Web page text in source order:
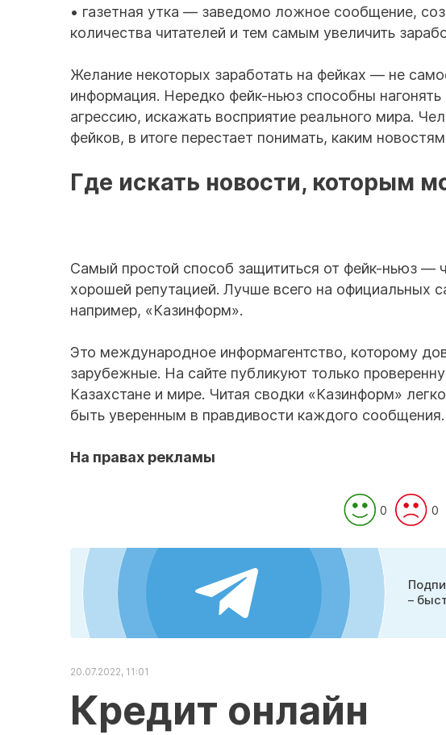
• газетная утка — заведомо ложное сообщение,
количества читателей и тем самым увеличить
Желание некоторых заработать на фейках — не
информация. Нередко фейк-ньюз способны нагонять
агрессию, искажать восприятие реального мира.
фейков, в итоге перестает понимать, каким
Где искать новости, которым
Самый простой способ защититься от фейк-ньюз —
хорошей репутацией. Лучше всего на официальных
например, «Казинформ».
Это международное информагентство, которому
зарубежные. На сайте публикуют только
Казахстане и мире. Читая сводки «Казинформ»
быть уверенным в правдивости каждого сообщения.
На правах рекламы
0 0
–
20.07.2022, 11:01
Кредит онлайн